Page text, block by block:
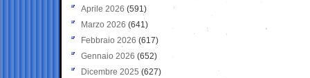
Aprile 2026 (591)
Marzo 2026 (641)
Febbraio 2026 (617)
Gennaio 2026 (652)
Dicembre 2025 (627)